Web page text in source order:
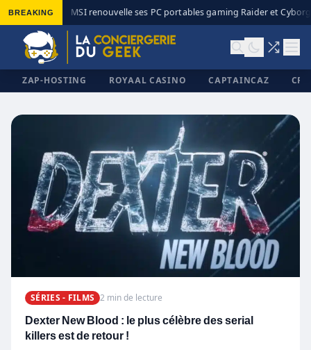
BREAKING MSI renouvelle ses PC portables gaming Raider et
ZAP-HOSTING ROYAAL CASINO CAPTAINCAZ
✕
SÉRIES - FILMS 2 min de lecture
Dexter New Blood : le plus célèbre des serial
killers est de retour !